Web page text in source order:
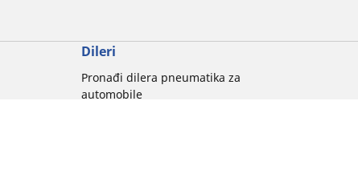
Dileri
Pronađi dilera pneumatika za
automobile